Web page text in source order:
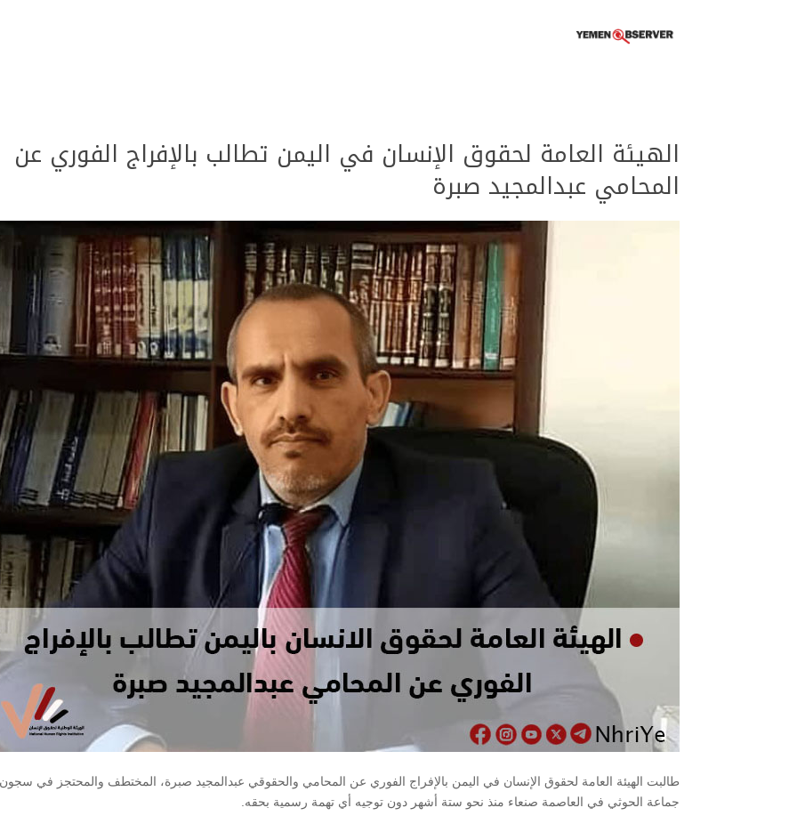
الهيئة العامة لحقوق الإنسان في اليمن تطالب بالإفراج الفوري عن
المحامي عبدالمجيد صبرة
طالبت الهيئة العامة لحقوق الإنسان في اليمن بالإفراج الفوري عن المحامي والحقوقي عبدالمجيد صبرة، المختطف والمحتجز في سجون
جماعة الحوثي في العاصمة صنعاء منذ نحو ستة أشهر دون توجيه أي تهمة رسمية بحقه.